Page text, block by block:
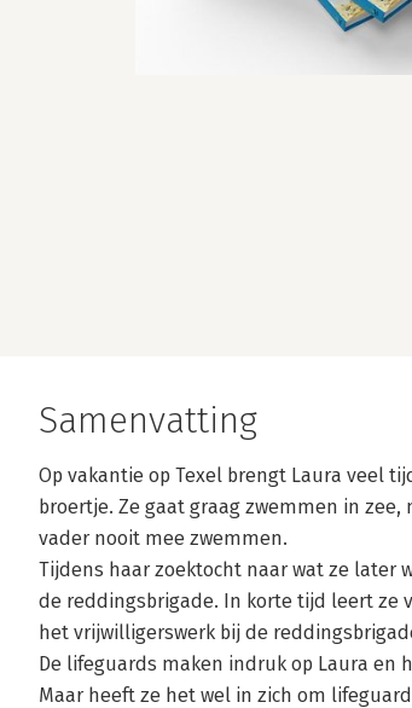
Samenvatting
Op vakantie op Texel brengt Laura veel
broertje. Ze gaat graag zwemmen in
vader nooit mee zwemmen.
Tijdens haar zoektocht naar wat ze later
de reddingsbrigade. In korte tijd leert ze
het vrijwilligerswerk bij de
De lifeguards maken indruk op Laura en
Maar heeft ze het wel in zich om